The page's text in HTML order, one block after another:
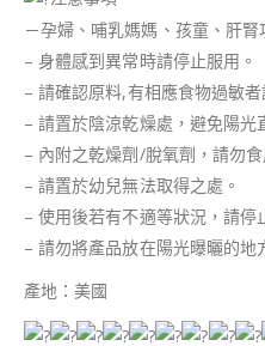
－孕婦、哺乳媽媽、孩童、肝腎
– 身體感到異常時請停止服用。
– 請確認原料,有相應食物過敏者
– 請置於陰涼乾燥處，避免陽光
– 內附之乾燥劑/脫氧劑，請勿食
– 請置於幼兒無法取得之處。
– 使用後若有不適等狀況，請停
– 請勿將產品放在陽光曝曬的地
產地：美國